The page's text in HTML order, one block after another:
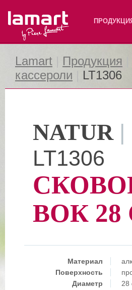
Lamart
Lamart Продукция
кассероли
LT1306
NATUR|
LT1306
ВОК
Материал
Поверхность
Диаметр
28